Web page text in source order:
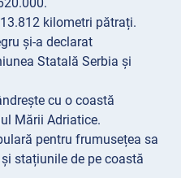
kilometri pătrați.
și-a declarat
Statală Serbia și
cu o coastă
Mării Adriatice.
pentru frumusețea sa
stațiunile de pe coastă